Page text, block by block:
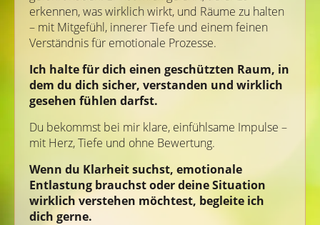
erkennen, was wirklich wirkt, und Räume zu halten
– mit Mitgefühl, innerer Tiefe und einem feinen
Verständnis für emotionale Prozesse.
Ich halte für dich einen geschützten Raum, in
dem du dich sicher, verstanden und wirklich
gesehen fühlen darfst.
Du bekommst bei mir klare, einfühlsame Impulse –
mit Herz, Tiefe und ohne Bewertung.
Wenn du Klarheit suchst, emotionale
Entlastung brauchst oder deine Situation
wirklich verstehen möchtest, begleite ich
dich gerne.